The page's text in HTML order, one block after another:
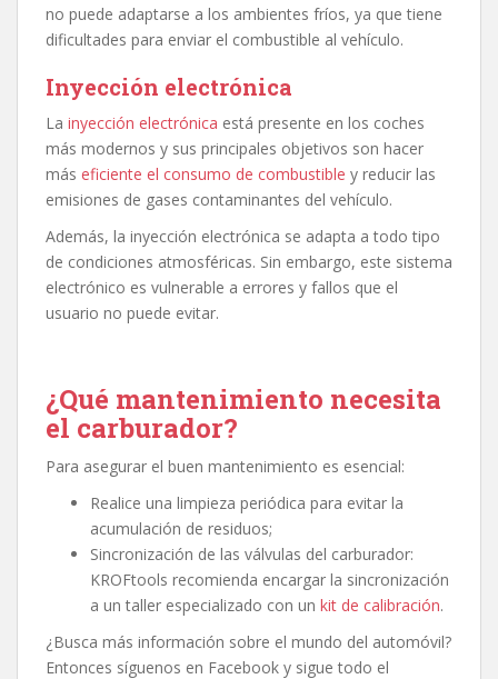
no puede adaptarse a los ambientes fríos, ya que tiene
dificultades para enviar el combustible al vehículo.
Inyección electrónica
La inyección electrónica está presente en los coches
más modernos y sus principales objetivos son hacer
más eficiente el consumo de combustible y reducir las
emisiones de gases contaminantes del vehículo.
Además, la inyección electrónica se adapta a todo tipo
de condiciones atmosféricas. Sin embargo, este sistema
electrónico es vulnerable a errores y fallos que el
usuario no puede evitar.
¿Qué mantenimiento necesita
el carburador?
Para asegurar el buen mantenimiento es esencial:
Realice una limpieza periódica para evitar la
acumulación de residuos;
Sincronización de las válvulas del carburador:
KROFtools recomienda encargar la sincronización
a un taller especializado con un kit de calibración.
¿Busca más información sobre el mundo del automóvil?
Entonces síguenos en Facebook y sigue todo el